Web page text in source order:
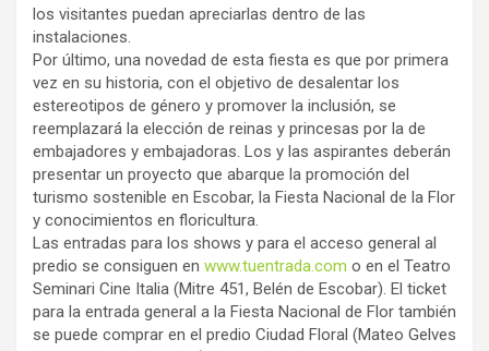
los visitantes puedan apreciarlas dentro de las
instalaciones.
Por último, una novedad de esta fiesta es que por primera
vez en su historia, con el objetivo de desalentar los
estereotipos de género y promover la inclusión, se
reemplazará la elección de reinas y princesas por la de
embajadores y embajadoras. Los y las aspirantes deberán
presentar un proyecto que abarque la promoción del
turismo sostenible en Escobar, la Fiesta Nacional de la Flor
y conocimientos en floricultura.
Las entradas para los shows y para el acceso general al
predio se consiguen en www.tuentrada.com o en el Teatro
Seminari Cine Italia (Mitre 451, Belén de Escobar). El ticket
para la entrada general a la Fiesta Nacional de Flor también
se puede comprar en el predio Ciudad Floral (Mateo Gelves